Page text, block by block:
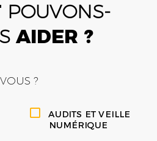
POUVONS-
AIDER ?
?
AUDITS ET VEILLE
NUMÉRIQUE